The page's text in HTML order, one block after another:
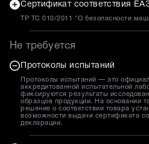
Сертификат соответствия
ТР ТС 010/2011 "О безопасности
Не требуется
Протоколы испытаний
Протоколы испытаний — это
аккредитованной испытательной
фиксируются результаты
образцов продукции. На основании
решение о соответствии товара
возможности выдачи сертификата
декларации.